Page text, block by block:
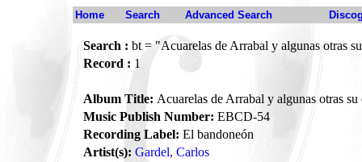
Home Search Advanced Search
Search : bt = "Acuarelas de Arrabal y algunas otras
Record : 1
Album Title: Acuarelas de Arrabal y algunas otras
Music Publish Number: EBCD-54
Recording Label: El bandoneón
Artist(s): Gardel, Carlos